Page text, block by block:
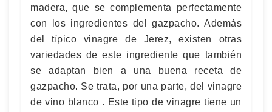
madera, que se complementa perfectamente
con los ingredientes del gazpacho. Además
del típico vinagre de Jerez, existen otras
variedades de este ingrediente que también
se adaptan bien a una buena receta de
gazpacho. Se trata, por una parte, del vinagre
de vino blanco . Este tipo de vinagre tiene un